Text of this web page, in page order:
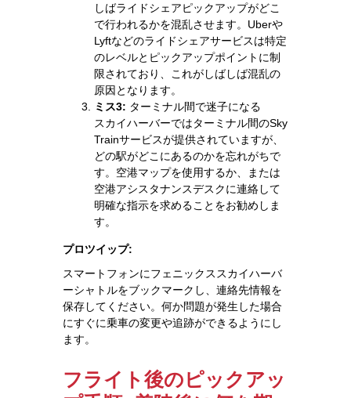
しばライドシェアピックアップがどこ
で行われるかを混乱させます。Uberや
Lyftなどのライドシェアサービスは特定
のレベルとピックアップポイントに制
限されており、これがしばしば混乱の
原因となります。
ミス3: ターミナル間で迷子になる
スカイハーバーではターミナル間のSky
Trainサービスが提供されていますが、
どの駅がどこにあるのかを忘れがちで
す。空港マップを使用するか、または
空港アシスタナンスデスクに連絡して
明確な指示を求めることをお勧めしま
す。
プロツイップ:
スマートフォンにフェニックススカイハーバ
ーシャトルをブックマークし、連絡先情報を
保存してください。何か問題が発生した場合
にすぐに乗車の変更や追跡ができるようにし
ます。
フライト後のピックアッ